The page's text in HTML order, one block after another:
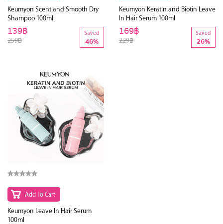
Keumyon Scent and Smooth Dry
Shampoo 100ml
259฿
139฿ Saved
46%
Keumyon Keratin and Biotin Leave
In Hair Serum 100ml
229฿
169฿ Saved
26%
Add To Cart
Keumyon Leave In Hair Serum
100ml